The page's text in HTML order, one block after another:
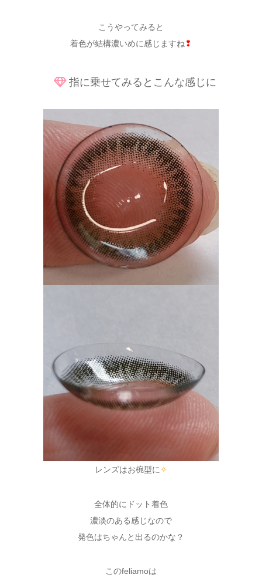
こうやってみると
着色が結構濃いめに感じますね❢
指に乗せてみるとこんな感じに
レンズはお椀型に✧
全体的にドット着色
濃淡のある感じなので
発色はちゃんと出るのかな？
このfeliamoは